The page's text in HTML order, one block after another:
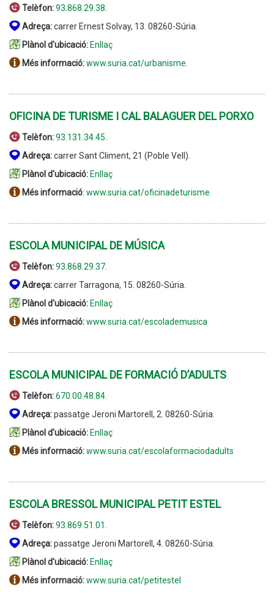
Telèfon:93.868.29.38.
Adreça:carrer Ernest Solvay, 13. 08260-Súria.
Plànol d'ubicació: Enllaç
Més informació:www.suria.cat/urbanisme.
OFICINA DE TURISME I CAL BALAGUER DEL PORXO
Telèfon:93.131.34.45.
Adreça:carrer Sant Climent, 21 (Poble Vell).
Plànol d'ubicació: Enllaç
Més informació: www.suria.cat/oficinadeturisme
ESCOLA MUNICIPAL DE MÚSICA
Telèfon:93.868.29.37.
Adreça:carrer Tarragona, 15. 08260-Súria.
Plànol d'ubicació: Enllaç
Més informació:www.suria.cat/escolademusica
ESCOLA MUNICIPAL DE FORMACIÓ D’ADULTS
Telèfon:670.00.48.84.
Adreça:passatge Jeroni Martorell, 2. 08260-Súria.
Plànol d'ubicació: Enllaç
Més informació:www.suria.cat/escolaformaciodadults
ESCOLA BRESSOL MUNICIPAL PETIT ESTEL
Telèfon:93.869.51.01 .
Adreça:passatge Jeroni Martorell, 4. 08260-Súria.
Plànol d'ubicació: Enllaç
Més informació:www.suria.cat/petitestel